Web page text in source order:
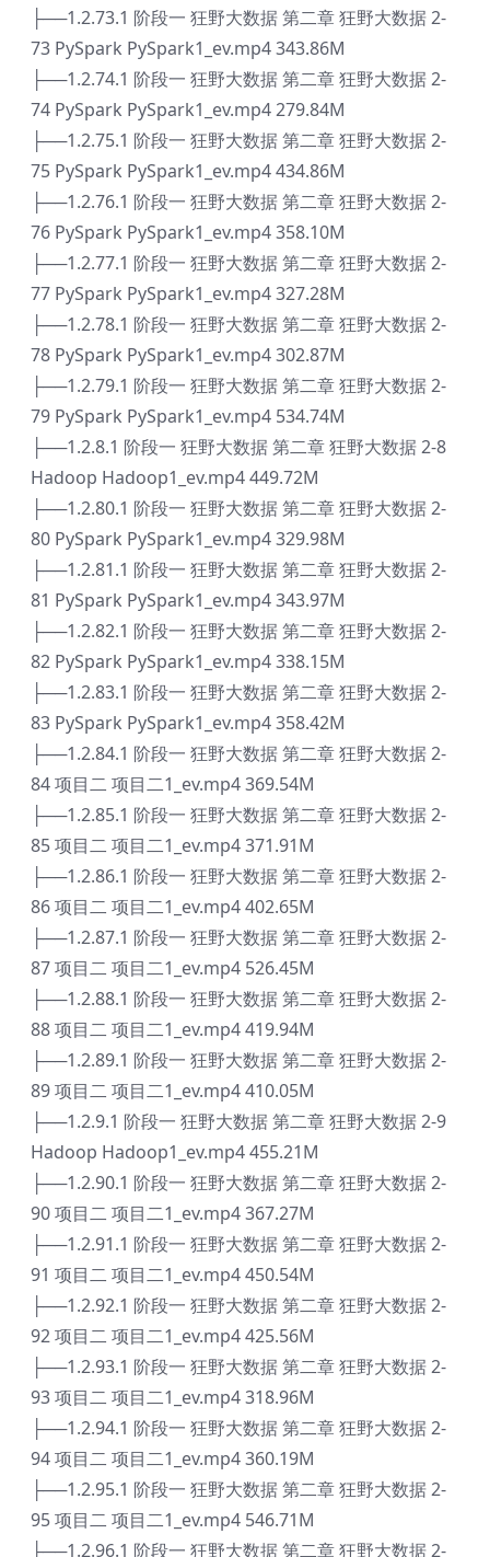
├──1.2.73.1 阶段一 狂野大数据 第二章 狂野大数据 2-
73 PySpark PySpark1_ev.mp4 343.86M
├──1.2.74.1 阶段一 狂野大数据 第二章 狂野大数据 2-
74 PySpark PySpark1_ev.mp4 279.84M
├──1.2.75.1 阶段一 狂野大数据 第二章 狂野大数据 2-
75 PySpark PySpark1_ev.mp4 434.86M
├──1.2.76.1 阶段一 狂野大数据 第二章 狂野大数据 2-
76 PySpark PySpark1_ev.mp4 358.10M
├──1.2.77.1 阶段一 狂野大数据 第二章 狂野大数据 2-
77 PySpark PySpark1_ev.mp4 327.28M
├──1.2.78.1 阶段一 狂野大数据 第二章 狂野大数据 2-
78 PySpark PySpark1_ev.mp4 302.87M
├──1.2.79.1 阶段一 狂野大数据 第二章 狂野大数据 2-
79 PySpark PySpark1_ev.mp4 534.74M
├──1.2.8.1 阶段一 狂野大数据 第二章 狂野大数据 2-8
Hadoop Hadoop1_ev.mp4 449.72M
├──1.2.80.1 阶段一 狂野大数据 第二章 狂野大数据 2-
80 PySpark PySpark1_ev.mp4 329.98M
├──1.2.81.1 阶段一 狂野大数据 第二章 狂野大数据 2-
81 PySpark PySpark1_ev.mp4 343.97M
├──1.2.82.1 阶段一 狂野大数据 第二章 狂野大数据 2-
82 PySpark PySpark1_ev.mp4 338.15M
├──1.2.83.1 阶段一 狂野大数据 第二章 狂野大数据 2-
83 PySpark PySpark1_ev.mp4 358.42M
├──1.2.84.1 阶段一 狂野大数据 第二章 狂野大数据 2-
84 项目二 项目二1_ev.mp4 369.54M
├──1.2.85.1 阶段一 狂野大数据 第二章 狂野大数据 2-
85 项目二 项目二1_ev.mp4 371.91M
├──1.2.86.1 阶段一 狂野大数据 第二章 狂野大数据 2-
86 项目二 项目二1_ev.mp4 402.65M
├──1.2.87.1 阶段一 狂野大数据 第二章 狂野大数据 2-
87 项目二 项目二1_ev.mp4 526.45M
├──1.2.88.1 阶段一 狂野大数据 第二章 狂野大数据 2-
88 项目二 项目二1_ev.mp4 419.94M
├──1.2.89.1 阶段一 狂野大数据 第二章 狂野大数据 2-
89 项目二 项目二1_ev.mp4 410.05M
├──1.2.9.1 阶段一 狂野大数据 第二章 狂野大数据 2-9
Hadoop Hadoop1_ev.mp4 455.21M
├──1.2.90.1 阶段一 狂野大数据 第二章 狂野大数据 2-
90 项目二 项目二1_ev.mp4 367.27M
├──1.2.91.1 阶段一 狂野大数据 第二章 狂野大数据 2-
91 项目二 项目二1_ev.mp4 450.54M
├──1.2.92.1 阶段一 狂野大数据 第二章 狂野大数据 2-
92 项目二 项目二1_ev.mp4 425.56M
├──1.2.93.1 阶段一 狂野大数据 第二章 狂野大数据 2-
93 项目二 项目二1_ev.mp4 318.96M
├──1.2.94.1 阶段一 狂野大数据 第二章 狂野大数据 2-
94 项目二 项目二1_ev.mp4 360.19M
├──1.2.95.1 阶段一 狂野大数据 第二章 狂野大数据 2-
95 项目二 项目二1_ev.mp4 546.71M
├──1.2.96.1 阶段一 狂野大数据 第二章 狂野大数据 2-